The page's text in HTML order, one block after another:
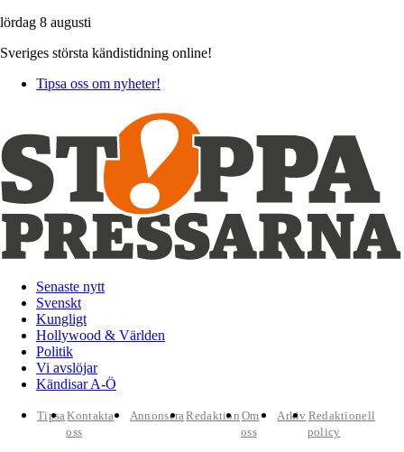
lördag 8 augusti
Sveriges största kändistidning online!
Tipsa oss om nyheter!
Senaste nytt
Svenskt
Kungligt
Hollywood & Världen
Politik
Vi avslöjar
Kändisar A-Ö
TipsaKontakta
oss
AnnonseraRedaktion Om
oss
Arkiv Redaktionell
policy